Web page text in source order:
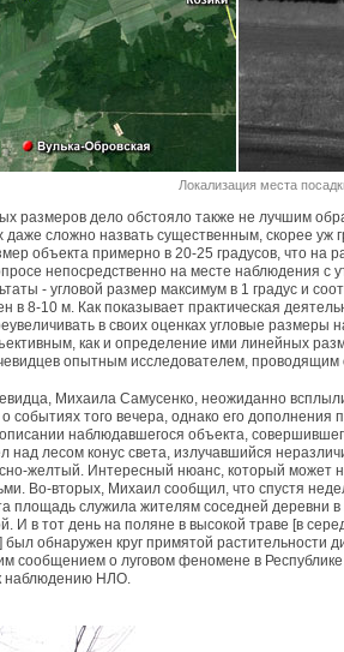
Локализация места
размеров дело обстояло также не лучшим
даже сложно назвать существенным, скорее
объекта примерно в 20-25 градусов, что на
непосредственно на месте наблюдения с
- угловой размер максимум в 1 градус и
8-10 м. Как показывает практическая
в своих оценках угловые
как и определение ими линейных
опытным исследователем, проводящим
Михаила Самусенко, неожиданно
событиях того вечера, однако его
наблюдавшегося объекта,
над лесом конус света, излучавшийся
желтый. Интересный нюанс, который может
Во-вторых, Михаил сообщил, что спустя
площадь служила жителям соседней деревни в
И в тот день на поляне в высокой траве [в
был обнаружен круг примятой
сообщением о луговом феномене в
наблюдению НЛО.